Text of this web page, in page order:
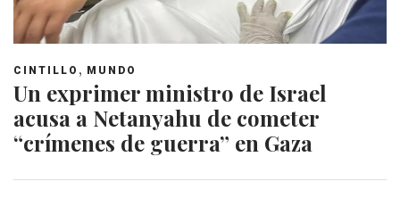
CINTILLO , MUNDO
Un exprimer ministro de Israel
acusa a Netanyahu de cometer
“crímenes de guerra” en Gaza